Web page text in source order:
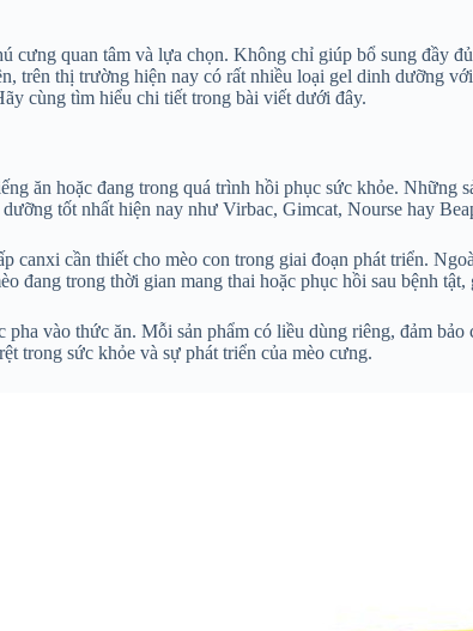
cưng quan tâm và lựa chọn. Không chỉ giúp bổ sung đầy
trên thị trường hiện nay có rất nhiều loại gel dinh dưỡng
cùng tìm hiểu chi tiết trong bài viết dưới đây.
ăn hoặc đang trong quá trình hồi phục sức khỏe. Những
tốt nhất hiện nay như Virbac, Gimcat, Nourse hay
cần thiết cho mèo con trong giai đoạn phát triển.
đang trong thời gian mang thai hoặc phục hồi sau bệnh
vào thức ăn. Mỗi sản phẩm có liều dùng riêng, đảm
trong sức khỏe và sự phát triển của mèo cưng.